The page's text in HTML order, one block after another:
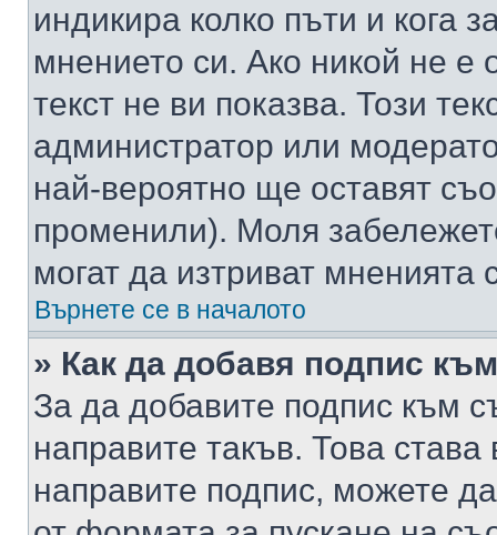
индикира колко пъти и кога
мнението си. Ако никой не е
текст не ви показва. Този
администратор или
най-вероятно ще оставят
променили). Моля
могат да изтриват мненията
Върнете се в началото
» Как да добавя подпис
За да добавите подпис към
направите такъв. Това
направите подпис, можете